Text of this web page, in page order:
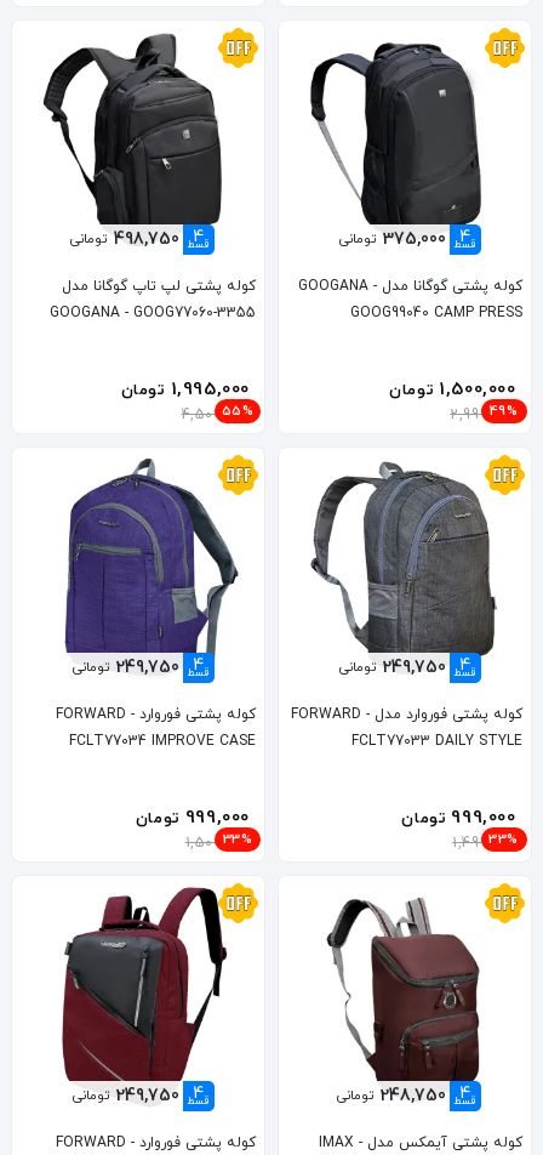
4
قسط 375,000 تومانی
کوله پشتی گوگانا مدل GOOGANA -
GOOG99040 CAMP PRESS
1,500,000 تومان
2,999,000
49%
4
قسط 498,750 تومانی
کوله پشتی لپ تاپ گوگانا مدل
GOOGANA - GOOG77060-3355
1,995,000 تومان
4,500,000
55%
4
قسط 249,750 تومانی
کوله پشتی فوروارد مدل FORWARD -
FCLT77033 DAILY STYLE
999,000 تومان
1,499,000
33%
4
قسط 249,750 تومانی
کوله پشتی فوروارد FORWARD -
FCLT77034 IMPROVE CASE
999,000 تومان
1,500,000
33%
4
قسط 248,750 تومانی
کوله پشتی آیمکس مدل IMAX -
4
قسط 249,750 تومانی
کوله پشتی فوروارد FORWARD -